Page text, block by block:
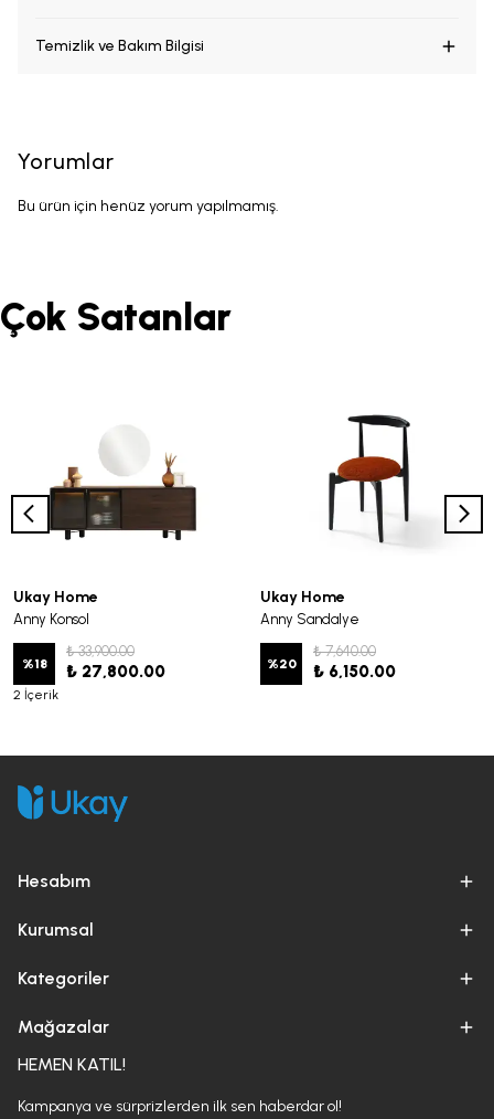
Temizlik ve Bakım Bilgisi
Yorumlar
Bu ürün için henüz yorum yapılmamış.
Çok Satanlar
Ukay Home
Anny Konsol
%18
₺ 33,900.00
₺ 27,800.00
2 İçerik
Ukay Home
Anny Sandalye
%20
₺ 7,640.00
₺ 6,150.00
Hesabım
Kurumsal
Kategoriler
Mağazalar
HEMEN KATIL!
Kampanya ve sürprizlerden ilk sen haberdar ol!